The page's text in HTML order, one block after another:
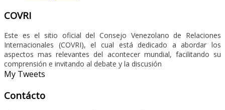
COVRI
Este es el sitio oficial del Consejo Venezolano de Relaciones
Internacionales (COVRI), el cual está dedicado a abordar los
aspectos mas relevantes del acontecer mundial, facilitando su
comprensión e invitando al debate y la discusión
My Tweets
Contácto